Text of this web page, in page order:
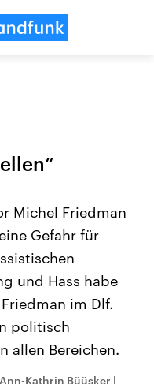
Aktuelle Beiträge,
Hintergründe
Wirtschaftlich und
gehören die Vereinigten
den mächtigsten Ländern
mit großem Einfluss auf
Michel Friedman
Gefahr für
und Hass habe
im Dlf.
politisch
allen Bereichen.
Kathrin Büüsker |